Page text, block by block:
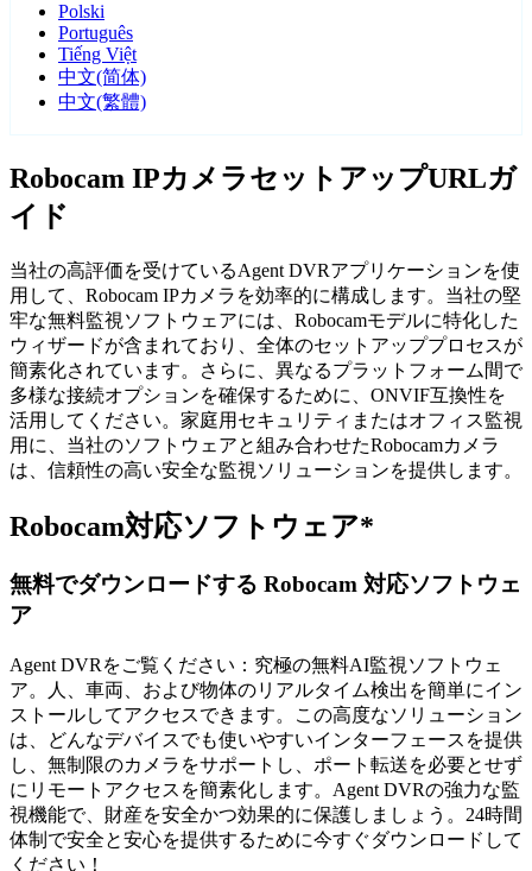
Polski
Português
Tiếng Việt
中文(简体)
中文(繁體)
Robocam IPカメラセットアップURLガ
イド
当社の高評価を受けているAgent DVRアプリケーションを使
用して、Robocam IPカメラを効率的に構成します。当社の堅
牢な無料監視ソフトウェアには、Robocamモデルに特化した
ウィザードが含まれており、全体のセットアッププロセスが
簡素化されています。さらに、異なるプラットフォーム間で
多様な接続オプションを確保するために、ONVIF互換性を
活用してください。家庭用セキュリティまたはオフィス監視
用に、当社のソフトウェアと組み合わせたRobocamカメラ
は、信頼性の高い安全な監視ソリューションを提供します。
Robocam対応ソフトウェア*
無料でダウンロードする Robocam 対応ソフトウェ
ア
Agent DVRをご覧ください：究極の無料AI監視ソフトウェ
ア。人、車両、および物体のリアルタイム検出を簡単にイン
ストールしてアクセスできます。この高度なソリューション
は、どんなデバイスでも使いやすいインターフェースを提供
し、無制限のカメラをサポートし、ポート転送を必要とせず
にリモートアクセスを簡素化します。Agent DVRの強力な監
視機能で、財産を安全かつ効果的に保護しましょう。24時間
体制で安全と安心を提供するために今すぐダウンロードして
ください！